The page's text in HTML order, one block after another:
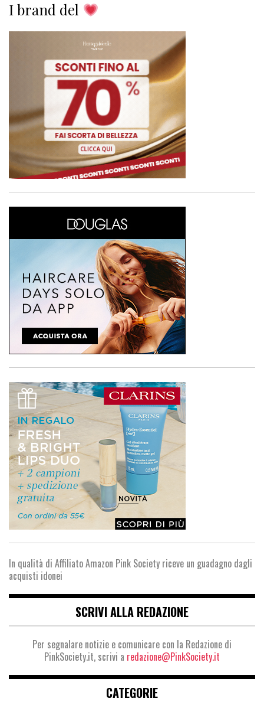
I brand del
In qualità di Affiliato Amazon Pink Society riceve un guadagno dagli
acquisti idonei
SCRIVI ALLA REDAZIONE
Per segnalare notizie e comunicare con la Redazione di
PinkSociety.it, scrivi a redazione@PinkSociety.it
CATEGORIE